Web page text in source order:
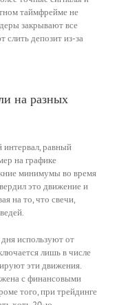
таймфрейме не
закрывают все
слить депозит из-за
на разных
интервал, равный
на графике
минимумы во время
это движение и
на то, что свечи,
используют от
лишь в числе
эти движения.
с финансовыми
того, при трейдинге